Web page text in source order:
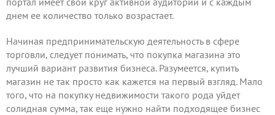
днем ее количество только возрастает.
Начиная предпринимательскую деятельность в сфере
торговли, следует понимать, что покупка магазина это
лучший вариант развития бизнеса. Разумеется, купить
магазин не так просто как кажется на первый взгляд. Мало
того, что на покупку недвижимости такого рода уйдет
солидная сумма, так еще нужно найти подходящее бизнес